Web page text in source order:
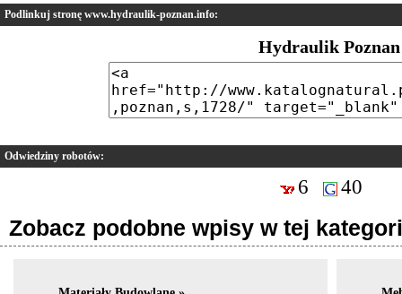
Podlinkuj stronę www.hydraulik-poznan.info:
Hydraulik Poznan
Odwiedziny robotów:
6 40
Zobacz podobne wpisy w tej